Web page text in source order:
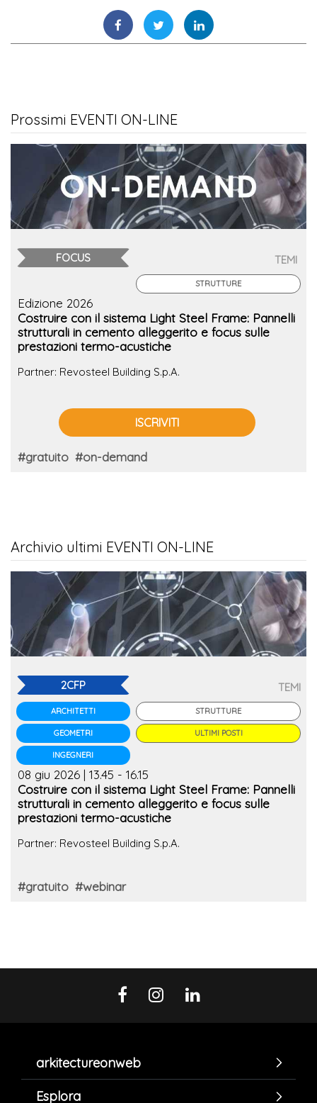
Prossimi EVENTI ON-LINE
FOCUS TEMI
STRUTTURE
Edizione 2026
Costruire con il sistema Light Steel Frame: Pannelli
strutturali in cemento alleggerito e focus sulle
prestazioni termo-acustiche
Partner: Revosteel Building S.p.A.
ISCRIVITI
#gratuito #on-demand
Archivio ultimi EVENTI ON-LINE
2CFP
ARCHITETTI
GEOMETRI
INGEGNERI
TEMI
STRUTTURE
ULTIMI POSTI
08 giu 2026 | 13.45 - 16.15
Costruire con il sistema Light Steel Frame: Pannelli
strutturali in cemento alleggerito e focus sulle
prestazioni termo-acustiche
Partner: Revosteel Building S.p.A.
#gratuito #webinar
arkitectureonweb
Esplora